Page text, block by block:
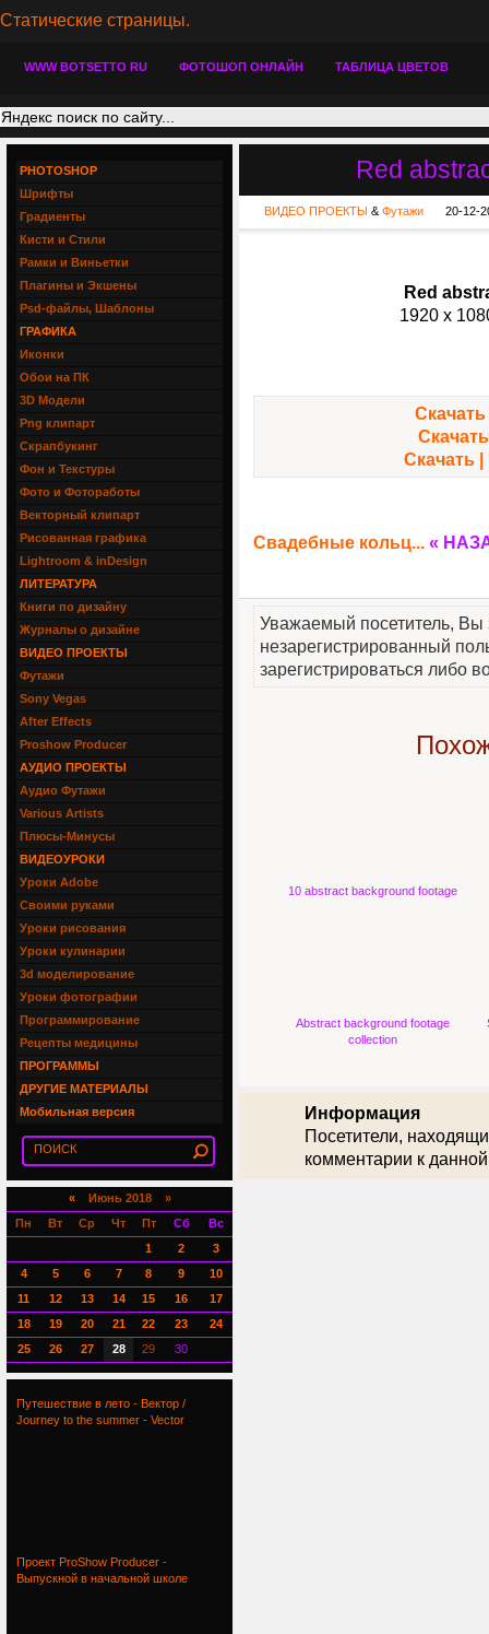
Статические страницы.
WWW BOTSETTO RU ФОТОШОП ОНЛАЙН ТАБЛИЦА ЦВЕТОВ
Red
ВИДЕО ПРОЕКТЫ & Футажи 20-12-
Red
1920 x
Скачать
Свадебные кольц... «
Уважаемый посетитель, Вы
незарегистрированный
зарегистрироваться либо
10 abstract background footage
Abstract background footage
collection
Информация
Посетители,
комментарии к
PHOTOSHOP
Шрифты
Градиенты
Кисти и Стили
Рамки и Виньетки
Плагины и Экшены
Psd-файлы, Шаблоны
ГРАФИКА
Иконки
Обои на ПК
3D Модели
Png клипарт
Скрапбукинг
Фон и Текстуры
Фото и Фотоработы
Векторный клипарт
Рисованная графика
Lightroom & inDesign
ЛИТЕРАТУРА
Книги по дизайну
Журналы о дизайне
ВИДЕО ПРОЕКТЫ
Футажи
Sony Vegas
After Effects
Proshow Producer
АУДИО ПРОЕКТЫ
Аудио Футажи
Various Artists
Плюсы-Минусы
ВИДЕОУРОКИ
Уроки Adobe
Своими руками
Уроки рисования
Уроки кулинарии
3d моделирование
Уроки фотографии
Программирование
Рецепты медицины
ПРОГРАММЫ
ДРУГИЕ МАТЕРИАЛЫ
Мобильная версия
«Июнь 2018 »
Пн
Вт Ср Чт Пт Сб
Вс
1
2
3
4
5 6 7 8 9
10
11
12 13 14 15 16
17
18
19 20 21 22 23
24
25
26 27 28 29 30
Путешествие в лето - Вектор /
Journey to the summer - Vector
Проект ProShow Producer -
Выпускной в начальной школе